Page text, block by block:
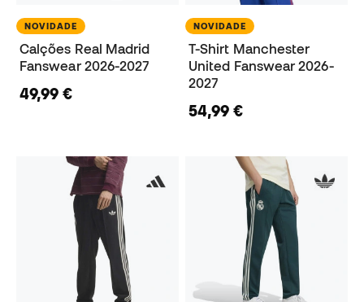
NOVIDADE
Calções Real Madrid
Fanswear 2026-2027
49,99 €
NOVIDADE
T-Shirt Manchester
United Fanswear 2026-
2027
54,99 €